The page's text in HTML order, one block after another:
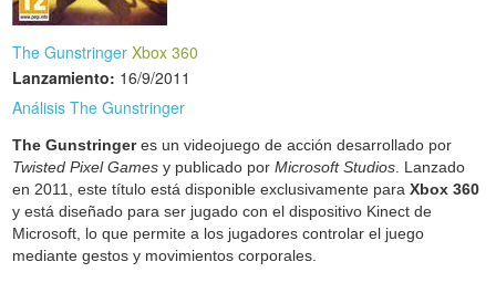
The Gunstringer Xbox 360
Lanzamiento: 16/9/2011
Análisis The Gunstringer
The Gunstringeres un videojuego de acción desarrollado por
Twisted Pixel Games y publicado porMicrosoft Studios. Lanzado
en 2011, este título está disponible exclusivamente paraXbox 360
y está diseñado para ser jugado con el dispositivo Kinect de
Microsoft, lo que permite a los jugadores controlar el juego
mediante gestos y movimientos corporales.